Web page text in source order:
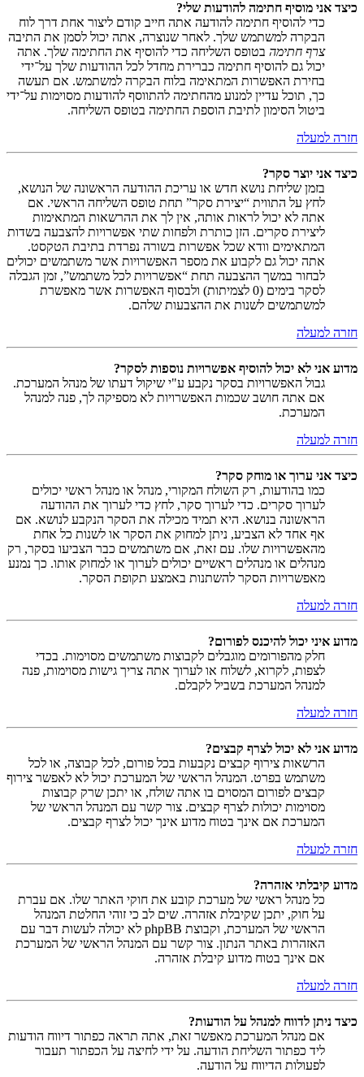
כיצד אני מוסיף חתימה להודעות שלי?
כדי להוסיף חתימה להודעה אתה חייב קודם ליצור אחת דרך לוח
הבקרה למשתמש שלך. לאחר שנוצרה, אתה יכול לסמן את התיבה
צרף חתימה בטופס השליחה כדי להוסיף את החתימה שלך. אתה
יכול גם להוסיף חתימה כברירת מחדל לכל ההודעות שלך על־ידי
בחירת האפשרות המתאימה בלוח הבקרה למשתמש. אם תעשה
כך, תוכל עדיין למנוע מהחתימה להתווסף להודעות מסוימות על־ידי
ביטול הסימון לתיבת הוספת החתימה בטופס השליחה.
חזרה למעלה
כיצד אני יוצר סקר?
בזמן שליחת נושא חדש או עריכת ההודעה הראשונה של הנושא,
לחץ על התווית “יצירת סקר” תחת טופס השליחה הראשי. אם
אתה לא יכול לראות אותה, אין לך את ההרשאות המתאימות
ליצירת סקרים. הזן כותרת ולפחות שתי אפשרויות להצבעה בשדות
המתאימים וודא שכל אפשרות בשורה נפרדת בתיבת הטקסט.
אתה יכול גם לקבוע את מספר האפשרויות אשר משתמשים יכולים
לבחור במשך ההצבעה תחת “אפשרויות לכל משתמש”, זמן הגבלה
לסקר בימים (0 לצמיתות) ולבסוף האפשרות אשר מאפשרת
למשתמשים לשנות את ההצבעות שלהם.
חזרה למעלה
מדוע אני לא יכול להוסיף אפשרויות נוספות לסקר?
גבול האפשרויות בסקר נקבע ע"י שיקול דעתו של מנהל המערכת.
אם אתה חושב שכמות האפשרויות לא מספיקה לך, פנה למנהל
המערכת.
חזרה למעלה
כיצד אני ערוך או מוחק סקר?
כמו בהודעות, רק השולח המקורי, מנהל או מנהל ראשי יכולים
לערוך סקרים. כדי לערוך סקר, לחץ כדי לערוך את ההודעה
הראשונה בנושא. היא תמיד מכילה את הסקר הנקבע לנושא. אם
אף אחד לא הצביע, ניתן למחוק את הסקר או לשנות כל אחת
מהאפשרויות שלו. עם זאת, אם משתמשים כבר הצביעו בסקר, רק
מנהלים או מנהלים ראשיים יכולים לערוך או למחוק אותו. כך נמנע
מאפשרויות הסקר להשתנות באמצע תקופת הסקר.
חזרה למעלה
מדוע איני יכול להיכנס לפורום?
חלק מהפורומים מוגבלים לקבוצות משתמשים מסוימות. בכדי
לצפות, לקרוא, לשלוח או לערוך אתה צריך גישות מסוימות, פנה
למנהל המערכת בשביל לקבלם.
חזרה למעלה
מדוע אני לא יכול לצרף קבצים?
הרשאות צירוף קבצים נקבעות בכל פורום, לכל קבוצה, או לכל
משתמש בפרט. המנהל הראשי של המערכת יכול לא לאפשר צירוף
קבצים לפורום המסוים בו אתה שולח, או יתכן שרק קבוצות
מסוימות יכולות לצרף קבצים. צור קשר עם המנהל הראשי של
המערכת אם אינך בטוח מדוע אינך יכול לצרף קבצים.
חזרה למעלה
מדוע קיבלתי אזהרה?
כל מנהל ראשי של מערכת קובע את חוקי האתר שלו. אם עברת
על חוק, יתכן שקיבלת אזהרה. שים לב כי זוהי החלטת המנהל
הראשי של המערכת, וקבוצת phpBB לא יכולה לעשות דבר עם
האזהרות באתר הנתון. צור קשר עם המנהל הראשי של המערכת
אם אינך בטוח מדוע קיבלת אזהרה.
חזרה למעלה
כיצד ניתן לדווח למנהל על הודעות?
אם מנהל המערכת מאפשר זאת, אתה תראה כפתור דיווח הודעות
ליד כפתור השליחת הודעה. על ידי לחיצה על הכפתור תעבור
לפעולות הדיווח על הודעה.